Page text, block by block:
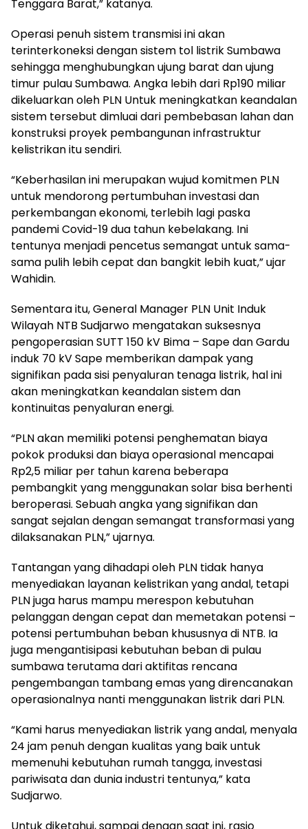
Tenggara Barat,” katanya.
Operasi penuh sistem transmisi ini akan
terinterkoneksi dengan sistem tol listrik Sumbawa
sehingga menghubungkan ujung barat dan ujung
timur pulau Sumbawa. Angka lebih dari Rp190 miliar
dikeluarkan oleh PLN Untuk meningkatkan keandalan
sistem tersebut dimluai dari pembebasan lahan dan
konstruksi proyek pembangunan infrastruktur
kelistrikan itu sendiri.
“Keberhasilan ini merupakan wujud komitmen PLN
untuk mendorong pertumbuhan investasi dan
perkembangan ekonomi, terlebih lagi paska
pandemi Covid-19 dua tahun kebelakang. Ini
tentunya menjadi pencetus semangat untuk sama-
sama pulih lebih cepat dan bangkit lebih kuat,” ujar
Wahidin.
Sementara itu, General Manager PLN Unit Induk
Wilayah NTB Sudjarwo mengatakan suksesnya
pengoperasian SUTT 150 kV Bima – Sape dan Gardu
induk 70 kV Sape memberikan dampak yang
signifikan pada sisi penyaluran tenaga listrik, hal ini
akan meningkatkan keandalan sistem dan
kontinuitas penyaluran energi.
“PLN akan memiliki potensi penghematan biaya
pokok produksi dan biaya operasional mencapai
Rp2,5 miliar per tahun karena beberapa
pembangkit yang menggunakan solar bisa berhenti
beroperasi. Sebuah angka yang signifikan dan
sangat sejalan dengan semangat transformasi yang
dilaksanakan PLN,” ujarnya.
Tantangan yang dihadapi oleh PLN tidak hanya
menyediakan layanan kelistrikan yang andal, tetapi
PLN juga harus mampu merespon kebutuhan
pelanggan dengan cepat dan memetakan potensi –
potensi pertumbuhan beban khususnya di NTB. Ia
juga mengantisipasi kebutuhan beban di pulau
sumbawa terutama dari aktifitas rencana
pengembangan tambang emas yang direncanakan
operasionalnya nanti menggunakan listrik dari PLN.
“Kami harus menyediakan listrik yang andal, menyala
24 jam penuh dengan kualitas yang baik untuk
memenuhi kebutuhan rumah tangga, investasi
pariwisata dan dunia industri tentunya,” kata
Sudjarwo.